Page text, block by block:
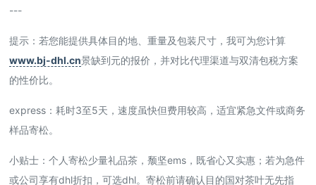
---
提示：若您能提供具体目的地、重量及包装尺寸，我可为您计算
www.bj-dhl.cn景缺到元的报价，并对比代理渠道与双清包税方案
的性价比。
express：耗时3至5天，速度虽快但费用较高，适宜紧急文件或商务
样品寄松。
小贴士：个人寄松少量礼品茶，颓坚ems，既省心又实惠；若为急件
或公司享有dhl折扣，可选dhl。寄松前请确认目的国对茶叶无先指